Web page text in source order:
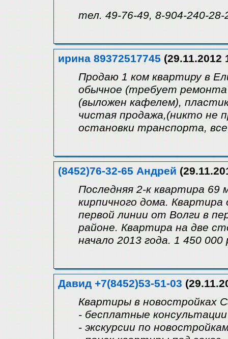
тел. 49-76-49, 8-904-240-28-
ирина 89372517745 (29.11.2012
Продаю 1 ком квартиру в
обычное (требует ремонта
(выложен кафелем),
чистая продажа,(никто не
остановки транспорта,
(8452)76-32-65 Андрей
Последняя 2-к квартира
кирпичного дома.
первой линии от Волги в
районе. Квартира на две
начало 2013 года. 1 450 000
Давид +7(8452)53-51-03
Квартиры в новостройках
- бесплатные консультации
- экскурсии по